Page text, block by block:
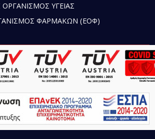
ΥΓΕΙΑΣ
ΦΑΡΜΑΚΩΝ (ΕΟΦ)